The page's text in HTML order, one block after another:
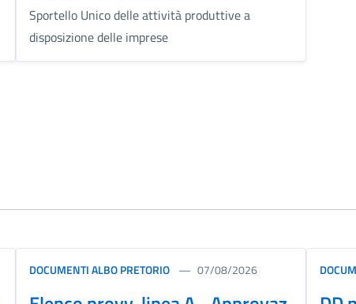
Sportello Unico delle attività produttive a
disposizione delle imprese
DOCUMENTI ALBO PRETORIO 07/08/2026